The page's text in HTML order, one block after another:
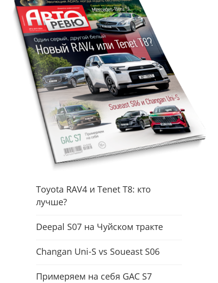
Toyota RAV4 и Tenet T8: кто
лучше?
Deepal S07 на Чуйском тракте
Changan Uni-S vs Soueast S06
Примеряем на себя GAC S7